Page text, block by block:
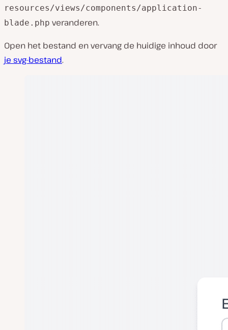
resources/views/components/application-
blade.php veranderen.
Open het bestand en vervang de huidige inhoud door
je svg-bestand.